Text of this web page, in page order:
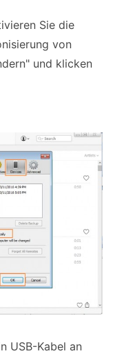
Sie die
von
und klicken
USB-Kabel an